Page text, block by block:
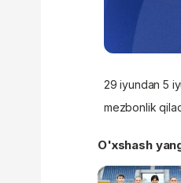
29 iyundan 5
mezbonlik
O'xshash